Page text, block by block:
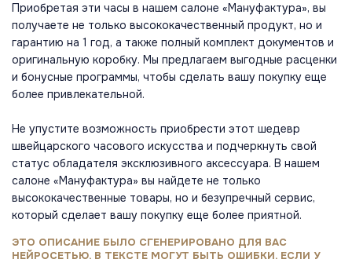
Приобретая эти часы в нашем салоне «Мануфактура», вы
получаете не только высококачественный продукт, но и
гарантию на 1 год, а также полный комплект документов и
оригинальную коробку. Мы предлагаем выгодные расценки
и бонусные программы, чтобы сделать вашу покупку еще
более привлекательной.
Не упустите возможность приобрести этот шедевр
швейцарского часового искусства и подчеркнуть свой
статус обладателя эксклюзивного аксессуара. В нашем
салоне «Мануфактура» вы найдете не только
высококачественные товары, но и безупречный сервис,
который сделает вашу покупку еще более приятной.
ЭТО ОПИСАНИЕ БЫЛО СГЕНЕРИРОВАНО ДЛЯ ВАС
НЕЙРОСЕТЬЮ, В ТЕКСТЕ МОГУТ БЫТЬ ОШИБКИ, ЕСЛИ У